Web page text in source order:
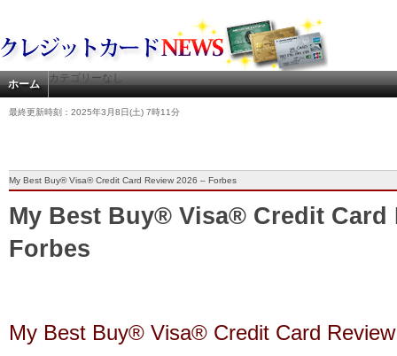
ホーム カテゴリーなし
最終更新時刻：2025年3月8日(土) 7時11分
My Best Buy® Visa® Credit Card Review 2026 – Forbes
My Best Buy® Visa® Credit Card
Forbes
My Best Buy® Visa® Credit Card